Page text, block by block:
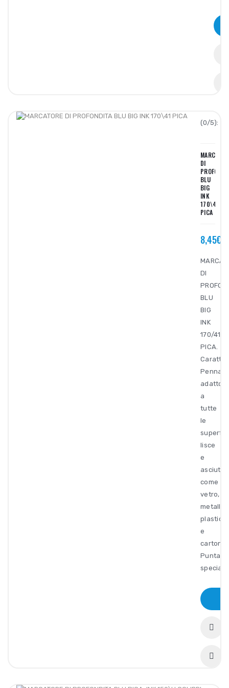
(0/5):
DI
BLU
BIG
INK
170\41
PICA
8,45€
DI
BLU
BIG
INK
170/41
PICA.
adatto
a
tutte
le
superfici
lisce
e
asciutte
come
vetro,
metallo,
plastica
e
cartone.
Punta
specia..